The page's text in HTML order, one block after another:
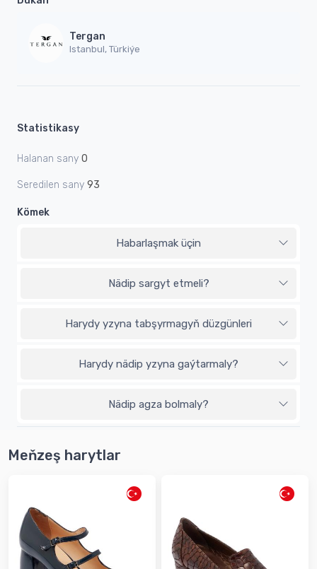
Tergan
Istanbul, Türkiýe
Statistikasy
Halanan sany 0
Seredilen sany 93
Kömek
Habarlaşmak üçin
Nädip sargyt etmeli?
Harydy yzyna tabşyrmagyň düzgünleri
Harydy nädip yzyna gaýtarmaly?
Nädip agza bolmaly?
Meňzeş harytlar